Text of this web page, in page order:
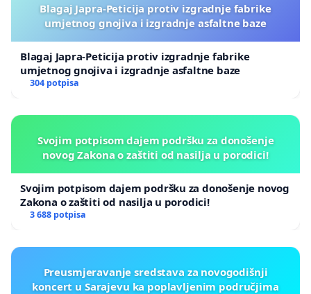
Blagaj Japra-Peticija protiv izgradnje fabrike
umjetnog gnojiva i izgradnje asfaltne baze
Blagaj Japra-Peticija protiv izgradnje fabrike
umjetnog gnojiva i izgradnje asfaltne baze
304 potpisa
Svojim potpisom dajem podršku za donošenje
novog Zakona o zaštiti od nasilja u porodici!
Svojim potpisom dajem podršku za donošenje novog
Zakona o zaštiti od nasilja u porodici!
3 688 potpisa
Preusmjeravanje sredstava za novogodišnji
koncert u Sarajevu ka poplavljenim područjima